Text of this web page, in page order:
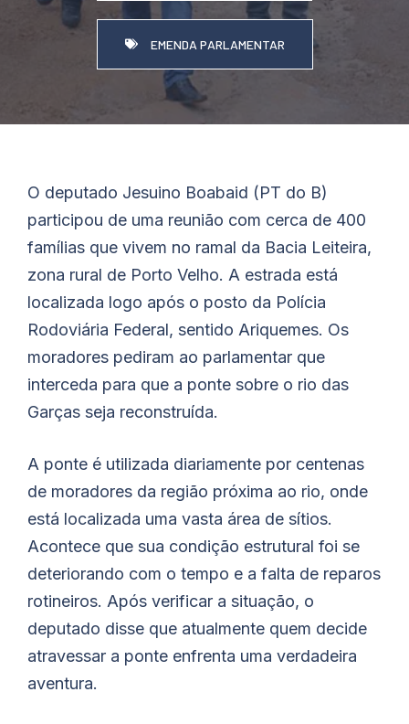
EMENDA PARLAMENTAR
O deputado Jesuino Boabaid (PT do B)
participou de uma reunião com cerca de 400
famílias que vivem no ramal da Bacia Leiteira,
zona rural de Porto Velho. A estrada está
localizada logo após o posto da Polícia
Rodoviária Federal, sentido Ariquemes. Os
moradores pediram ao parlamentar que
interceda para que a ponte sobre o rio das
Garças seja reconstruída.
A ponte é utilizada diariamente por centenas
de moradores da região próxima ao rio, onde
está localizada uma vasta área de sítios.
Acontece que sua condição estrutural foi se
deteriorando com o tempo e a falta de reparos
rotineiros. Após verificar a situação, o
deputado disse que atualmente quem decide
atravessar a ponte enfrenta uma verdadeira
aventura.